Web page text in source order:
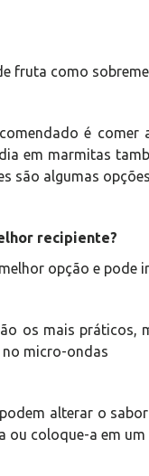
fruta como
é comer
em marmitas
são algumas
recipiente?
opção e pode
os mais práticos,
micro-ondas
alterar o
ou coloque-a em